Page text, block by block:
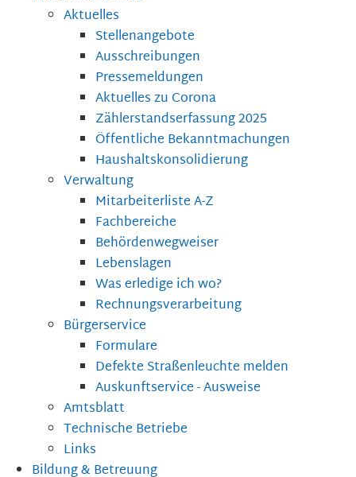
Aktuelles
Stellenangebote
Ausschreibungen
Pressemeldungen
Aktuelles zu Corona
Zählerstandserfassung 2025
Öffentliche Bekanntmachungen
Haushaltskonsolidierung
Verwaltung
Mitarbeiterliste A-Z
Fachbereiche
Behördenwegweiser
Lebenslagen
Was erledige ich wo?
Rechnungsverarbeitung
Bürgerservice
Formulare
Defekte Straßenleuchte melden
Auskunftservice - Ausweise
Amtsblatt
Technische Betriebe
Links
Bildung & Betreuung